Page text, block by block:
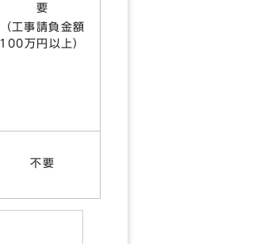
要
（工事請負金額
100万円以上）
不要